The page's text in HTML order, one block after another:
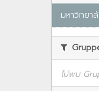
มหาวิทยา
ไม่พบ